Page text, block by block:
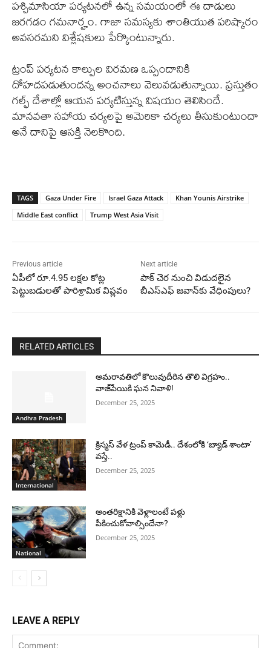
పశ్చిమాసియా పర్యటనలో ఉన్న సమయంలో ఈ దాడులు
జరగడం గమనార్హం. గాజా సమస్యకు శాంతియుత పరిష్కారం
అవసరమని విశ్లేషకులు పేర్కొంటున్నారు.
ట్రంప్ పర్యటన కాల్పుల విరమణ ఒప్పందానికి
దోహదపడుతుందన్న అంచనాలు వెలువడుతున్నాయి. ప్రస్తుతం
గల్ఫ్ దేశాల్లో ఆయన పర్యటిస్తున్న విషయం తెలిసిందే.
మానవతా సహాయ చర్యలపై అమెరికా చర్యలు తీసుకుంటుందా
అనే దానిపై ఆసక్తి నెలకొంది.
TAGS Gaza Under Fire Israel Gaza Attack
Khan Younis Airstrike
Middle East conflict
Trump West Asia Visit
Previous article
ఏపీలో రూ.4.95 లక్షల కోట్ల
పెట్టుబడులతో పారిశ్రామిక విప్లవం
Next article
పాక్‌ చెర నుంచి విడుదలైన
బీఎస్‌ఎఫ్‌ జవాన్‌కు వేధింపులు?
RELATED ARTICLES
Andhra Pradesh
అమరావతిలో కొలువుదీరిన తొలి విగ్రహం..
వాజ్‌పేయికి ఘన నివాళి!
December 25, 2025
International
క్రిస్మస్ వేళ ట్రంప్ కామెడీ.. దేశంలోకి ‘బ్యాడ్ శాంటా’
వస్తే..
December 25, 2025
National
అంతరిక్షానికి వెళ్లాలంటే పళ్లు
పీకించుకోవాల్సిందేనా?
December 25, 2025
LEAVE A REPLY